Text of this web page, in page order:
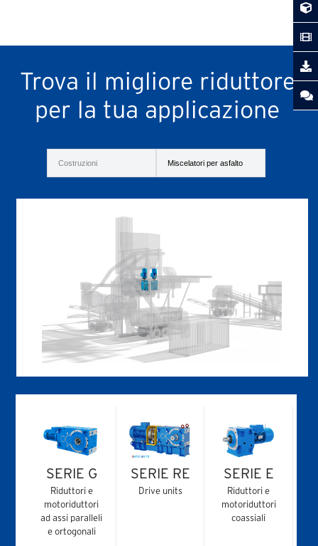
Trova il migliore riduttore
per la tua applicazione
SERIE G
Riduttori e
motoriduttori
ad assi paralleli
e ortogonali
SERIE RE
Drive units
SERIE E
Riduttori e
motoriduttori
coassiali